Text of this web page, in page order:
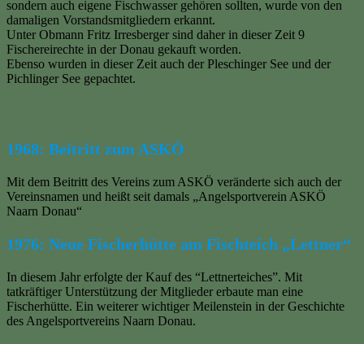
sondern auch eigene Fischwasser gehören sollten, wurde von den
damaligen Vorstandsmitgliedern erkannt.
Unter Obmann Fritz Irresberger sind daher in dieser Zeit 9
Fischereirechte in der Donau gekauft worden.
Ebenso wurden in dieser Zeit auch der Pleschinger See und der
Pichlinger See gepachtet.
1968: Beitritt zum ASKÖ
Mit dem Beitritt des Vereins zum ASKÖ veränderte sich auch der
Vereinsnamen und heißt seit damals „Angelsportverein ASKÖ
Naarn Donau“
1976: Neue Fischerhütte am Fischteich „Lettner“
In diesem Jahr erfolgte der Kauf des “Lettnerteiches”. Mit
tatkräftiger Unterstützung der Mitglieder erbaute man eine
Fischerhütte. Ein weiterer wichtiger Meilenstein in der Geschichte
des Angelsportvereins Naarn Donau.